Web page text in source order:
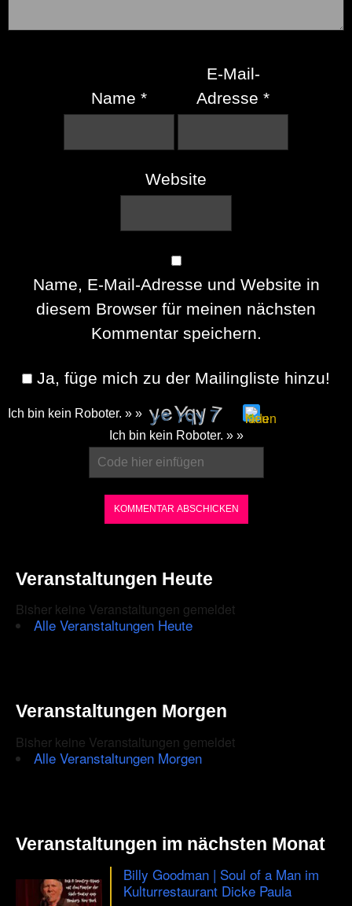
Name *
E-Mail-
Adresse*
Website
Name, E-Mail-Adresse und Website in
diesem Browser für meinen nächsten
Kommentar speichern.
Ja, füge mich zu der Mailingliste hinzu!
Ich bin kein Roboter. » »
the
to
are
human.
Ich bin kein Roboter. » »
Veranstaltungen Heute
Bisher keine Veranstaltungen gemeldet
Alle Veranstaltungen Heute
Veranstaltungen Morgen
Bisher keine Veranstaltungen gemeldet
Alle Veranstaltungen Morgen
Veranstaltungen im nächsten Monat
Billy Goodman | Soul of a Man im
Kulturrestaurant Dicke Paula